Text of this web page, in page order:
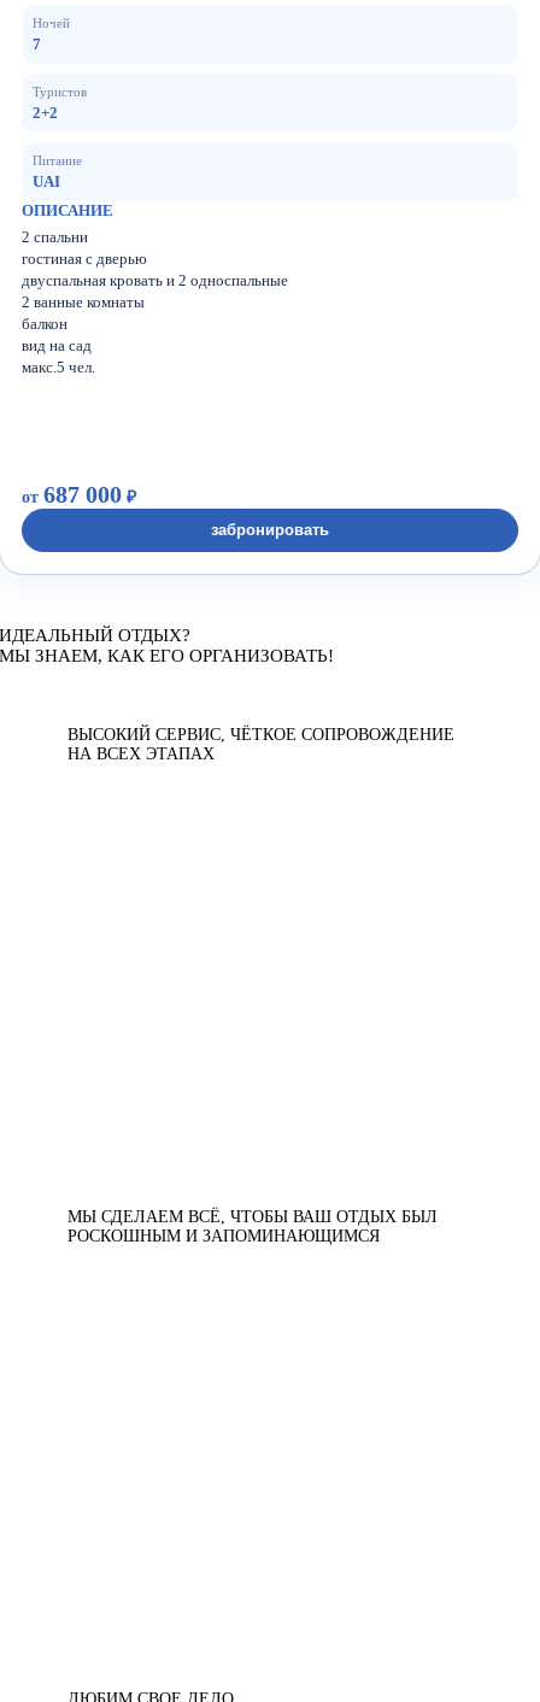
Ночей
7
Туристов
2+2
Питание
UAI
ОПИСАНИЕ
2 спальни
гостиная с дверью
двуспальная кровать и 2 односпальные
2 ванные комнаты
балкон
вид на сад
макс.5 чел.
от687 000 ₽
забронировать
ИДЕАЛЬНЫЙ ОТДЫХ?
МЫ ЗНАЕМ, КАК ЕГО ОРГАНИЗОВАТЬ!
ВЫСОКИЙ СЕРВИС, ЧЁТКОЕ СОПРОВОЖДЕНИЕ
НА ВСЕХ ЭТАПАХ
МЫ СДЕЛАЕМ ВСЁ, ЧТОБЫ ВАШ ОТДЫХ БЫЛ
РОСКОШНЫМ И ЗАПОМИНАЮЩИМСЯ